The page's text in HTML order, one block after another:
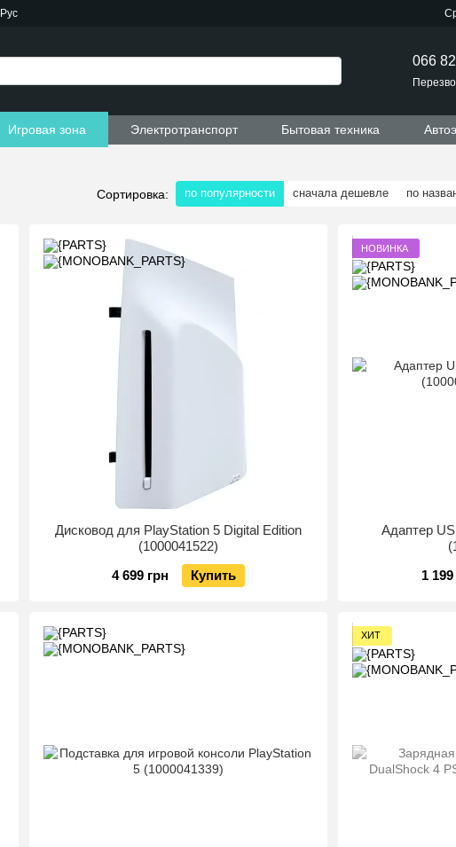
Рус
066
Игровая зона Электротранспорт Бытовая техника
Сортировка: по популярности сначала дешевле по
Дисковод для PlayStation 5 Digital Edition
(1000041522)
4 699 грн
Купить
НОВИНКА
Адаптер
1 199
ХИТ